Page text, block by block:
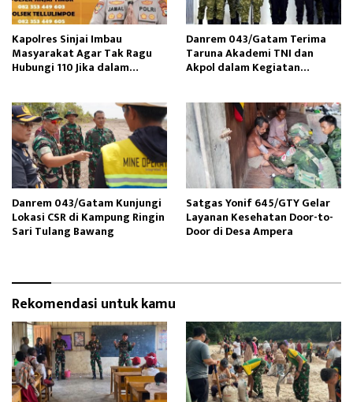
Kapolres Sinjai Imbau
Masyarakat Agar Tak Ragu
Hubungi 110 Jika dalam
Danrem 043/Gatam Terima
Taruna Akademi TNI dan
Akpol dalam Kegiatan
Danrem 043/Gatam Kunjungi
Lokasi CSR di Kampung Ringin
Sari Tulang Bawang
Satgas Yonif 645/GTY Gelar
Layanan Kesehatan Door-to-
Door di Desa Ampera
Rekomendasi untuk kamu